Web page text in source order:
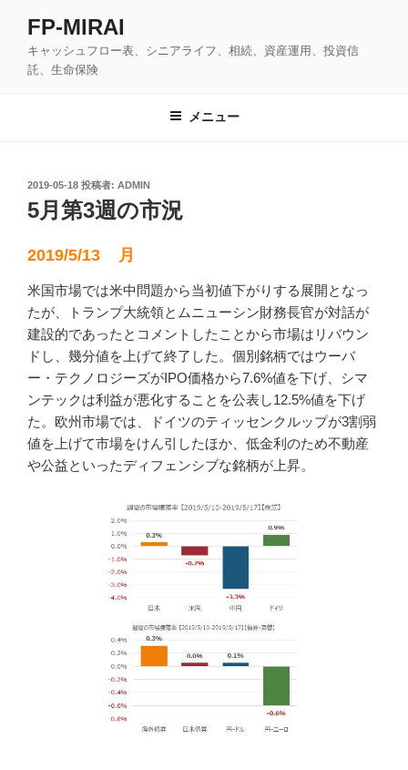
FP-MIRAI
キャッシュフロー表、シニアライフ、相続、資産運用、投資信
託、生命保険
メニュー
投
稿
日:
2019-05-18 投稿者: ADMIN
5月第3週の市況
2019/5/13 月
米国市場では米中問題から当初値下がりする展開となっ
たが、トランプ大統領とムニューシン財務長官が対話が
建設的であったとコメントしたことから市場はリバウン
ドし、幾分値を上げて終了した。個別銘柄ではウーバ
ー・テクノロジーズがIPO価格から7.6%値を下げ、シマ
ンテックは利益が悪化することを公表し12.5%値を下げ
た。欧州市場では、ドイツのティッセンクルップが3割弱
値を上げて市場をけん引したほか、低金利のため不動産
や公益といったディフェンシブな銘柄が上昇。